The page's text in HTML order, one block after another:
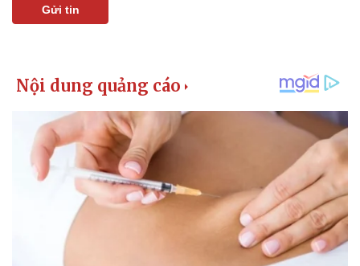
Kinh tế
Bất động sản
Khởi nghiệp
Tỷ giá
Chứng khoán
Giá cà phê
Gửi tin